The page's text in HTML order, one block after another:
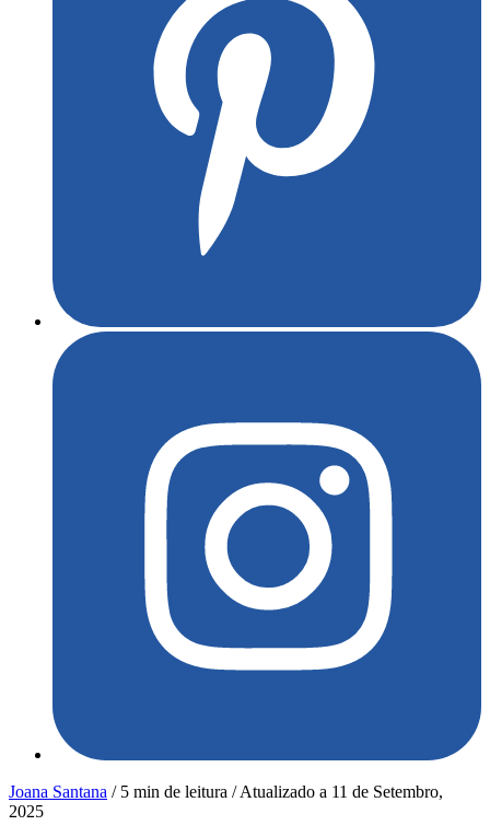
Joana Santana / 5 min de leitura /Atualizado a 11 de Setembro,
2025